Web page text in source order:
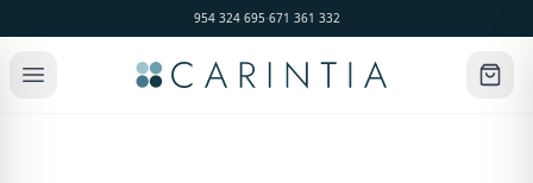
954 324 695·671 361 332